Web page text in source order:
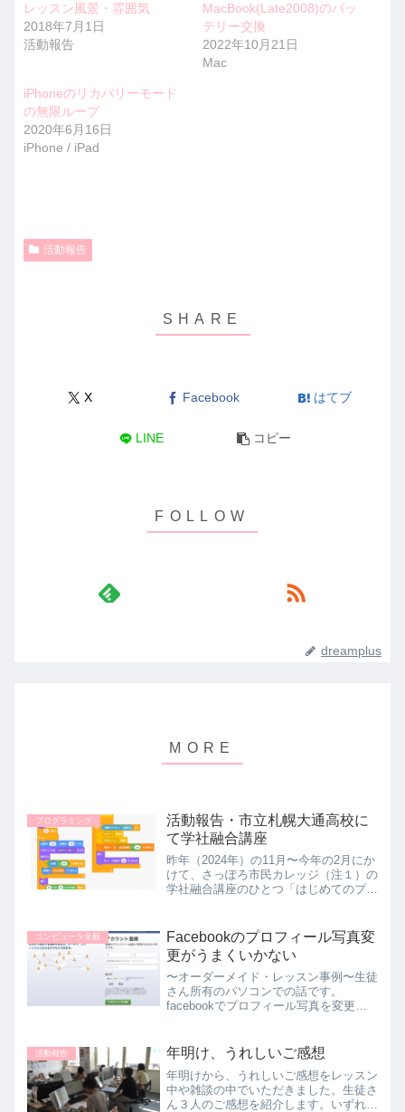
レッスン風景・雰囲気
2018年7月1日
活動報告
MacBook(Late2008)のバッ
テリー交換
2022年10月21日
Mac
iPhoneのリカバリーモード
の無限ループ
2020年6月16日
iPhone / iPad
活動報告
X Facebook はてブ
LINE コピー
dreamplus
プログラミング
活動報告・市立札幌大通高校に
て学社融合講座
昨年（2024年）の11月〜今年の2月にか
けて、さっぽろ市民カレッジ（注１）の
学社融合講座のひとつ「はじめてのプロ
幌大通り高校にて水曜日の夜、１回９０
分、全１０回...
コンピュータ全般
Facebookのプロフィール写真変
更がうまくいかない
〜オーダーメイド・レッスン事例〜生徒
さん所有のパソコンでの話です。
facebookでプロフィール写真を変更し
できませんでした」的なメッセージが出
て変更できないという状況...
活動報告 年明け、うれしいご感想
年明けから、うれしいご感想をレッスン
中や雑談の中でいただきました。生徒さ
ん３人のご感想を紹介します。いずれも